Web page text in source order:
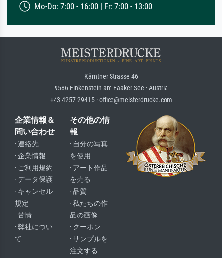
Mo-Do: 7:00 - 16:00 | Fr: 7:00 - 13:00
Kärntner Strasse 46
9586 Finkenstein am Faaker See · Austria
+43 4257 29415 · office@meisterdrucke.com
企業情報＆
問い合わせ
· 連絡先
· 企業情報
· ご利用規約
· データ保護
· キャンセル
規定
· 苦情
· 弊社につい
て
その他の情
報
· 自分の写真
を使用
· アート作品
を売る
· 品質
· 私たちの作
品の画像
· クーポン
· サンプルを
注文する